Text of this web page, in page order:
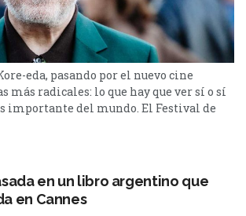
eda, pasando por el nuevo cine
más radicales: lo que hay que ver sí o sí
importante del mundo. El Festival de
el pulso del cine global con una
autores consagrados, nuevas voces y una
en un libro argentino que
en Cannes